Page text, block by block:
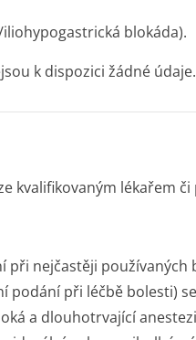
blokáda).
k dispozici žádné údaje.
kvalifikovaným lékařem
při nejčastěji používaných
podání při léčbě bolesti)
a dlouhotrvající